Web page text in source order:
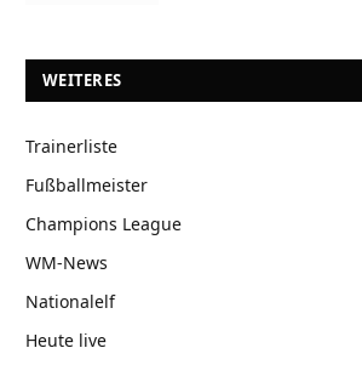
WEITERES
Trainerliste
Fußballmeister
Champions League
WM-News
Nationalelf
Heute live